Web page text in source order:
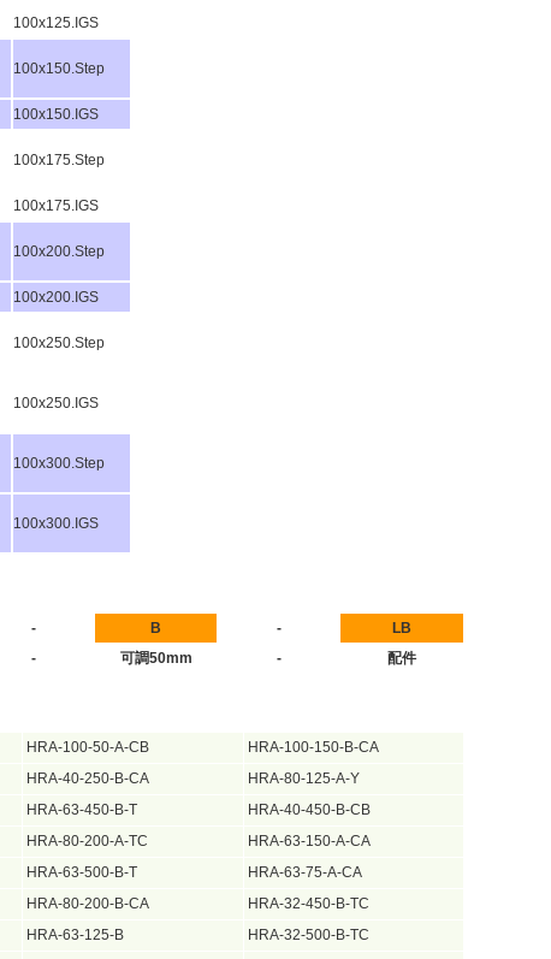
100x125.IGS
100x150.Step
100x150.IGS
100x175.Step
100x175.IGS
100x200.Step
100x200.IGS
100x250.Step
100x250.IGS
100x300.Step
100x300.IGS
- B -
LB
- 可調50mm - 配件
HRA-100-50-A-CB
HRA-100-150-B-CA
HRA-40-250-B-CA
HRA-80-125-A-Y
HRA-63-450-B-T
HRA-40-450-B-CB
HRA-80-200-A-TC
HRA-63-150-A-CA
HRA-63-500-B-T
HRA-63-75-A-CA
HRA-80-200-B-CA
HRA-32-450-B-TC
HRA-63-125-B
HRA-32-500-B-TC